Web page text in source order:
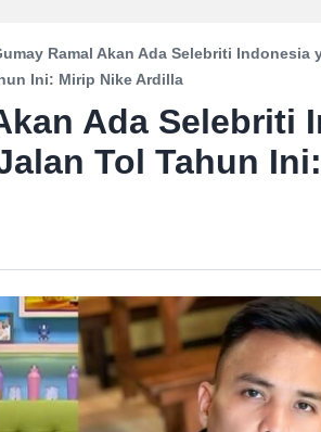
Ramal Akan Ada Selebriti Indonesia
Ini: Mirip Nike Ardilla
Ada Selebriti
Tol Tahun